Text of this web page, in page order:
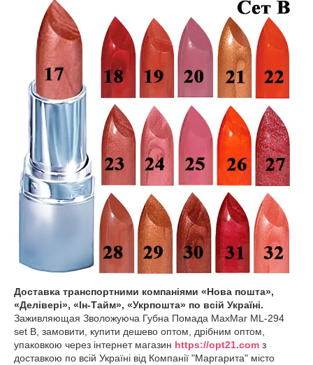
Доставка транспортними компаніями «Нова пошта»,
«Делівері», «Ін-Тайм», «Укрпошта» по всій Україні.
Заживляющая Зволожуюча Губна Помада MaxMar ML-294
set В, замовити, купити дешево оптом, дрібним оптом,
упаковкою через інтернет магазин https://opt21.com з
доставкою по всій Україні від Компанії "Маргарита" місто